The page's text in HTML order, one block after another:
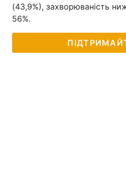
(43,9%), захворюваність
56%.